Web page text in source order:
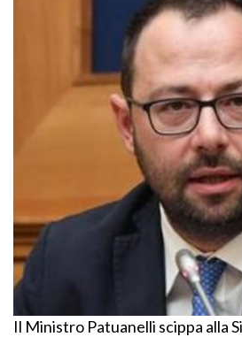
Il Ministro Patuanelli scippa alla